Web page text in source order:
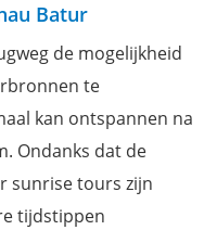
Batur
de mogelijkheid
te
kan ontspannen na
Ondanks dat de
sunrise tours zijn
tijdstippen